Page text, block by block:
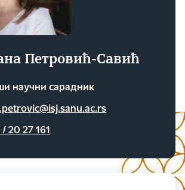
Петровић-Савић
научни сарадник
/ 20 27 161